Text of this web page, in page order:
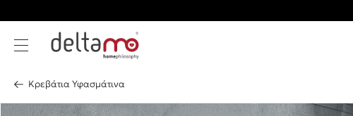
Κρεβάτια Υφασμάτινα